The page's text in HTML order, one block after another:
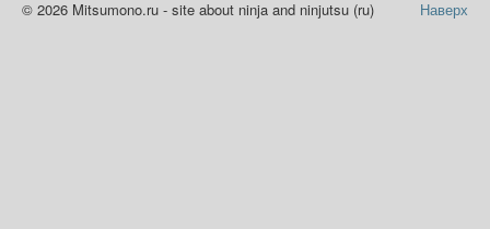
Наверх
© 2026 Mitsumono.ru - site about ninja and ninjutsu (ru)